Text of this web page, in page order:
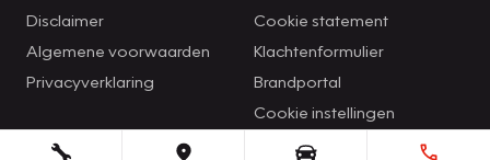
Disclaimer
Algemene voorwaarden
Privacyverklaring
Cookie statement
Klachtenformulier
Brandportal
Cookie instellingen